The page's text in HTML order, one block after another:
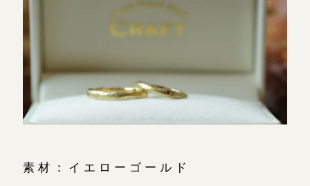
素材：イエローゴールド